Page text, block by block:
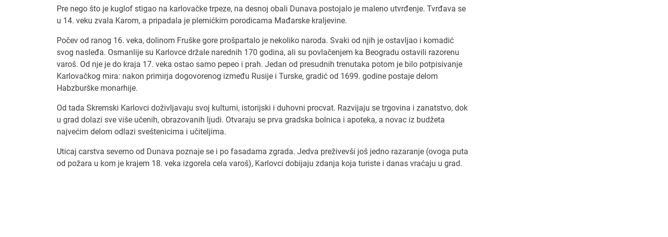
Pre nego što je kuglof stigao na karlovačke trpeze, na desnoj obali Dunava postojalo je maleno utvrđenje. Tvrđava se
u 14. veku zvala Karom, a pripadala je plemićkim porodicama Mađarske kraljevine.
Počev od ranog 16. veka, dolinom Fruške gore prošpartalo je nekoliko naroda. Svaki od njih je ostavljao i komadić
svog nasleđa. Osmanlije su Karlovce držale narednih 170 godina, ali su povlačenjem ka Beogradu ostavili razorenu
varoš. Od nje je do kraja 17. veka ostao samo pepeo i prah. Jedan od presudnih trenutaka potom je bilo potpisivanje
Karlovačkog mira: nakon primirja dogovorenog između Rusije i Turske, gradić od 1699. godine postaje delom
Habzburške monarhije.
Od tada Skremski Karlovci doživljavaju svoj kulturni, istorijski i duhovni procvat. Razvijaju se trgovina i zanatstvo, dok
u grad dolazi sve više učenih, obrazovanih ljudi. Otvaraju se prva gradska bolnica i apoteka, a novac iz budžeta
najvećim delom odlazi sveštenicima i učiteljima.
Uticaj carstva severno od Dunava poznaje se i po fasadama zgrada. Jedva preživevši još jedno razaranje (ovoga puta
od požara u kom je krajem 18. veka izgorela cela varoš), Karlovci dobijaju zdanja koja turiste i danas vraćaju u grad.